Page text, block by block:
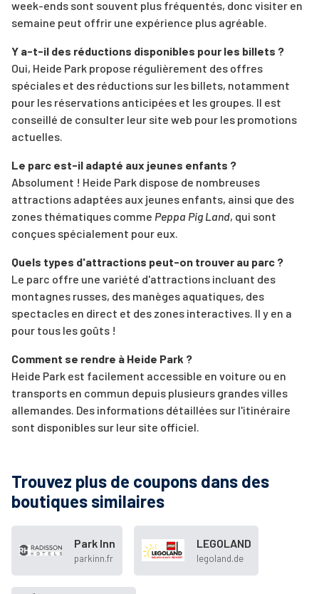
week-ends sont souvent plus fréquentés, donc visiter en
semaine peut offrir une expérience plus agréable.
Y a-t-il des réductions disponibles pour les billets ?
Oui, Heide Park propose régulièrement des offres
spéciales et des réductions sur les billets, notamment
pour les réservations anticipées et les groupes. Il est
conseillé de consulter leur site web pour les promotions
actuelles.
Le parc est-il adapté aux jeunes enfants ?
Absolument ! Heide Park dispose de nombreuses
attractions adaptées aux jeunes enfants, ainsi que des
zones thématiques comme Peppa Pig Land, qui sont
conçues spécialement pour eux.
Quels types d'attractions peut-on trouver au parc ?
Le parc offre une variété d'attractions incluant des
montagnes russes, des manèges aquatiques, des
spectacles en direct et des zones interactives. Il y en a
pour tous les goûts !
Comment se rendre à Heide Park ?
Heide Park est facilement accessible en voiture ou en
transports en commun depuis plusieurs grandes villes
allemandes. Des informations détaillées sur l'itinéraire
sont disponibles sur leur site officiel.
Trouvez plus de coupons dans des
boutiques similaires
Park Inn
parkinn.fr
LEGOLAND
legoland.de